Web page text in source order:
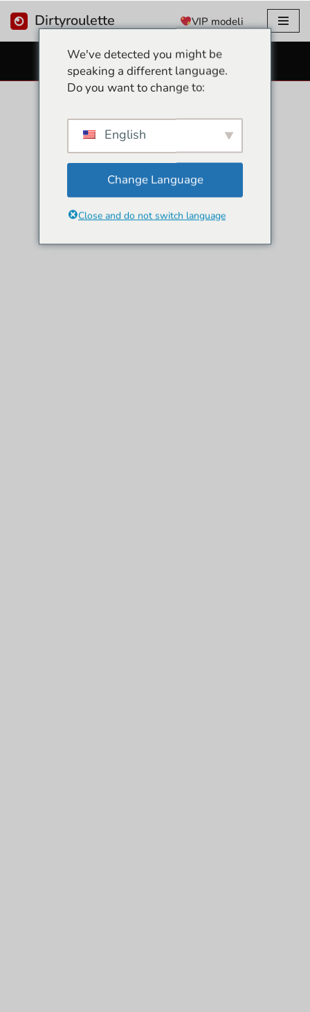
Dirtyroulette VIP modeli
BESPLATNE SEKS WEB KAMERE
We've detected you might be
speaking a different language.
Do you want to change to:
English
Change Language
Close and do not switch language